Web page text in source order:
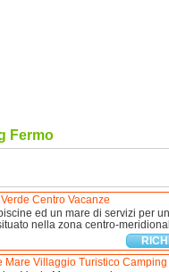
Fermo
Centro Vacanze
ed un mare di servizi per
nella zona centro-
Mare Villaggio Turistico Camping